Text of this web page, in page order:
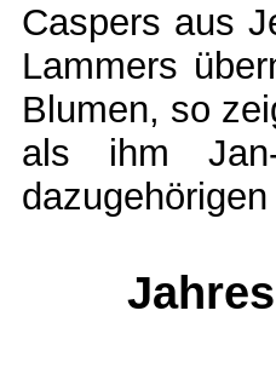
Caspers aus
Lammers
Blumen, so
als ihm